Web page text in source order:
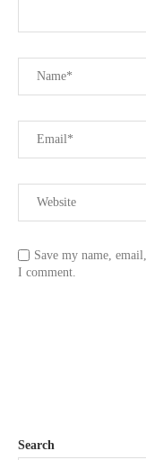
Save my name,
I comment.
Search